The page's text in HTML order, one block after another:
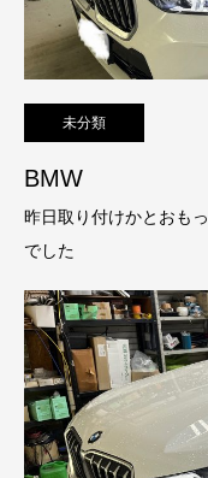
未分類
BMW
昨日取り付けかとおも
でした